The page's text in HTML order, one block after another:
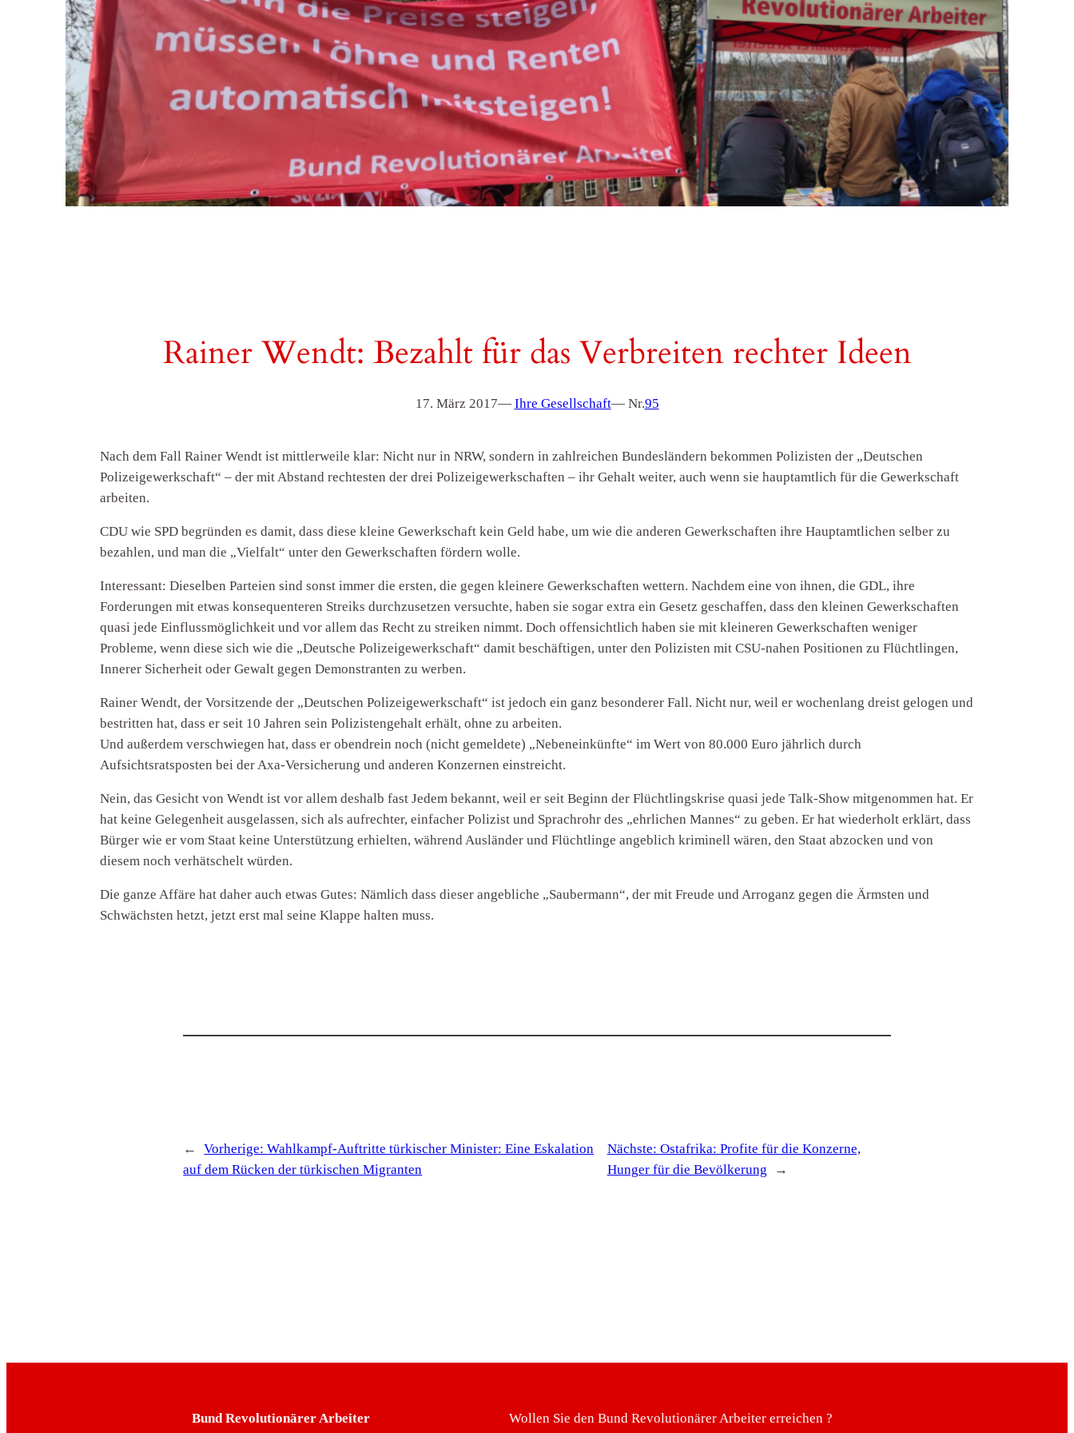
Rainer Wendt: Bezahlt für das Verbreiten rechter Ideen
17. März 2017— Ihre Gesellschaft— Nr.95
Nach dem Fall Rainer Wendt ist mittlerweile klar: Nicht nur in NRW, sondern in zahlreichen Bundesländern bekommen Polizisten der „Deutschen
Polizeigewerkschaft“ – der mit Abstand rechtesten der drei Polizeigewerkschaften – ihr Gehalt weiter, auch wenn sie hauptamtlich für die Gewerkschaft
arbeiten.
CDU wie SPD begründen es damit, dass diese kleine Gewerkschaft kein Geld habe, um wie die anderen Gewerkschaften ihre Hauptamtlichen selber zu
bezahlen, und man die „Vielfalt“ unter den Gewerkschaften fördern wolle.
Interessant: Dieselben Parteien sind sonst immer die ersten, die gegen kleinere Gewerkschaften wettern. Nachdem eine von ihnen, die GDL, ihre
Forderungen mit etwas konsequenteren Streiks durchzusetzen versuchte, haben sie sogar extra ein Gesetz geschaffen, dass den kleinen Gewerkschaften
quasi jede Einflussmöglichkeit und vor allem das Recht zu streiken nimmt. Doch offensichtlich haben sie mit kleineren Gewerkschaften weniger
Probleme, wenn diese sich wie die „Deutsche Polizeigewerkschaft“ damit beschäftigen, unter den Polizisten mit CSU-nahen Positionen zu Flüchtlingen,
Innerer Sicherheit oder Gewalt gegen Demonstranten zu werben.
Rainer Wendt, der Vorsitzende der „Deutschen Polizeigewerkschaft“ ist jedoch ein ganz besonderer Fall. Nicht nur, weil er wochenlang dreist gelogen und
bestritten hat, dass er seit 10 Jahren sein Polizistengehalt erhält, ohne zu arbeiten.
Und außerdem verschwiegen hat, dass er obendrein noch (nicht gemeldete) „Nebeneinkünfte“ im Wert von 80.000 Euro jährlich durch
Aufsichtsratsposten bei der Axa-Versicherung und anderen Konzernen einstreicht.
Nein, das Gesicht von Wendt ist vor allem deshalb fast Jedem bekannt, weil er seit Beginn der Flüchtlingskrise quasi jede Talk-Show mitgenommen hat. Er
hat keine Gelegenheit ausgelassen, sich als aufrechter, einfacher Polizist und Sprachrohr des „ehrlichen Mannes“ zu geben. Er hat wiederholt erklärt, dass
Bürger wie er vom Staat keine Unterstützung erhielten, während Ausländer und Flüchtlinge angeblich kriminell wären, den Staat abzocken und von
diesem noch verhätschelt würden.
Die ganze Affäre hat daher auch etwas Gutes: Nämlich dass dieser angebliche „Saubermann“, der mit Freude und Arroganz gegen die Ärmsten und
Schwächsten hetzt, jetzt erst mal seine Klappe halten muss.
← Vorherige:Wahlkampf-Auftritte türkischer Minister: Eine Eskalation
auf dem Rücken der türkischen Migranten
Nächste: Ostafrika: Profite für die Konzerne,
Hunger für die Bevölkerung
→
Bund Revolutionärer Arbeiter Wollen Sie den Bund Revolutionärer Arbeiter erreichen ?